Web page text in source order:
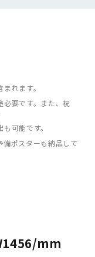
れます。
必要です。また、祝
可能です。
備ポスターも納品して
mm